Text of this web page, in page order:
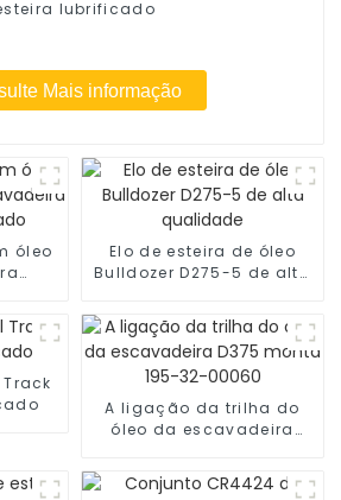
lubrificado
Mais informação
óleo
Elo de esteira de óleo
Bulldozer D275-5 de alta
A ligação da trilha do
óleo da escavadeira